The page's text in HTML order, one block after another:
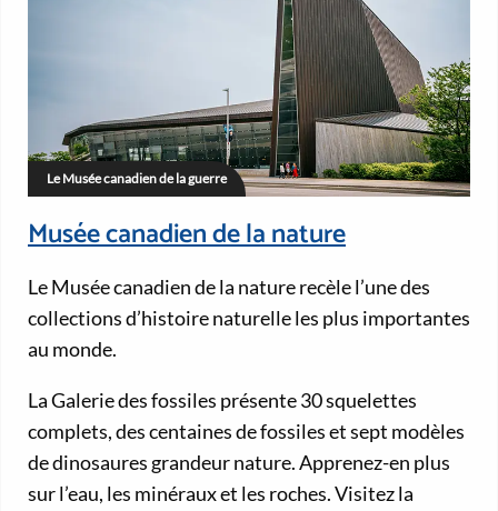
Le Musée canadien de la guerre
Musée canadien de la nature
Le Musée canadien de la nature recèle l’une des
collections d’histoire naturelle les plus importantes
au monde.
La Galerie des fossiles présente 30 squelettes
complets, des centaines de fossiles et sept modèles
de dinosaures grandeur nature. Apprenez-en plus
sur l’eau, les minéraux et les roches. Visitez la